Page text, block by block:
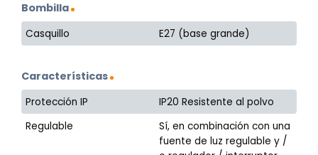
Bombilla
Casquillo E27 (base grande)
Características
Protección IP
IP20 Resistente al polvo
Regulable
Sí, en combinación con una
fuente de luz regulable y /